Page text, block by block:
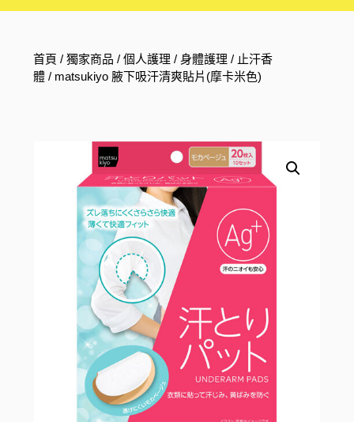
首頁 /獨家商品 /個人護理 /身體護理 / 止汗香
體 / matsukiyo 腋下吸汗清爽貼片(摩卡米色)